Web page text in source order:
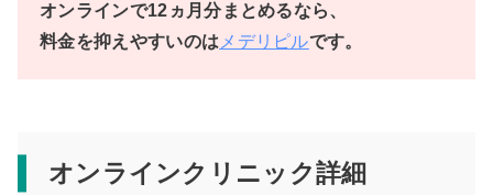
オンラインで12ヵ月分まとめるなら、
料金を抑えやすいのはメデリピルです。
オンラインクリニック詳細